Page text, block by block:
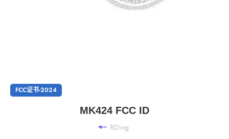
FCC证书-2024
MK424 FCC ID
RDing